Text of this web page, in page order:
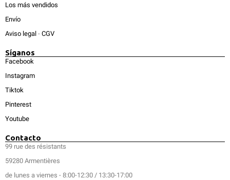
Los más vendidos
Envío
Aviso legal - CGV
Síganos
Facebook
Instagram
Tiktok
Pinterest
Youtube
Contacto
99 rue des résistants
59280 Armentières
de lunes a viernes - 8:00-12:30 / 13:30-17:00